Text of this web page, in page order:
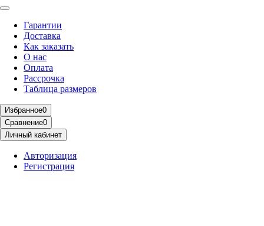
Гарантии
Доставка
Как заказать
О нас
Оплата
Рассрочка
Таблица размеров
Избранное0
Сравнение0
Личный кабинет
Авторизация
Регистрация